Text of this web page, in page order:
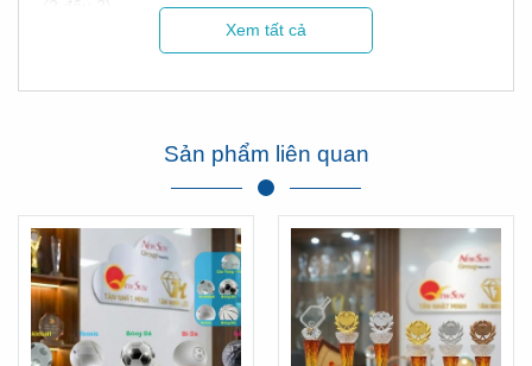
Xem tất cả
Sản phẩm liên quan